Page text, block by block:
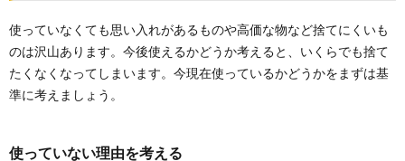
使っていなくても思い入れがあるものや高価な物など捨てにくいも
のは沢山あります。今後使えるかどうか考えると、いくらでも捨て
たくなくなってしまいます。今現在使っているかどうかをまずは基
準に考えましょう。
使っていない理由を考える